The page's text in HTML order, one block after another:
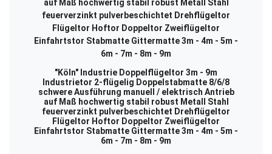
"Köln" Industrie Doppelflügeltor 3m - 9m
Industrietor 2-flügelig Doppelstabmatte 8/6/8
schwere Ausführung manuell / elektrisch Antrieb
auf Maß hochwertig stabil robust Metall Stahl
feuerverzinkt pulverbeschichtet Drehflügeltor
Flügeltor Hoftor Doppeltor Zweiflügeltor
Einfahrtstor Stabmatte Gittermatte 3m - 4m - 5m -
6m - 7m - 8m - 9m